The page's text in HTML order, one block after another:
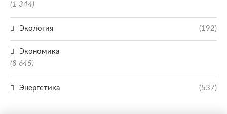
(1 344)
Экология (192)
Экономика
(8 645)
Энергетика (537)